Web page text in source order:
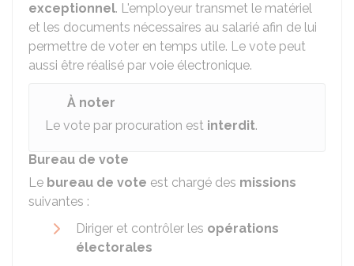
exceptionnel. L'employeur transmet le matériel
et les documents nécessaires au salarié afin de lui
permettre de voter en temps utile. Le vote peut
aussi être réalisé par voie électronique.
À noter
Le vote par procuration est interdit.
Bureau de vote
Le bureau de vote est chargé des missions
suivantes :
Diriger et contrôler les opérations
électorales